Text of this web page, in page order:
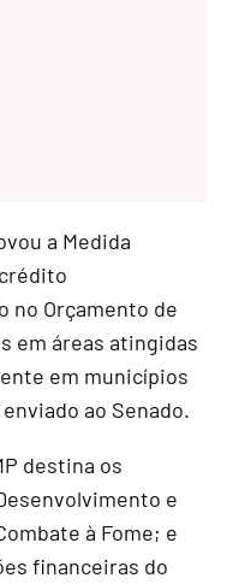
a Medida
crédito
no Orçamento de
em áreas atingidas
em municípios
ao Senado.
destina os
e
à Fome; e
financeiras do